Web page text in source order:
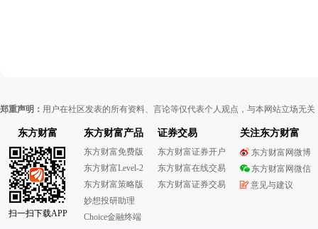
郑重声明： 用户在社区发表的所有资料、言论等仅代表个人观点，与本网站立场无
东方财富
扫一扫下载APP
东方财富产品
东方财富免费版
东方财富Level-2
东方财富策略版
妙想投研助理
Choice金融终端
证券交易
东方财富证券开户
东方财富在线交易
东方财富证券交易
关注东方财富
东方财富网微博
东方财富网微信
意见与建议